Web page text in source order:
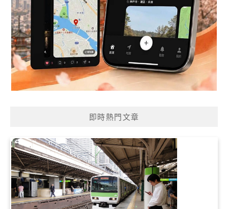
即時熱門文章